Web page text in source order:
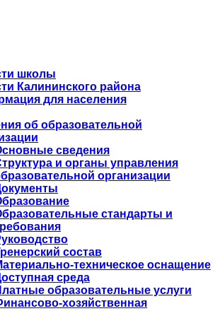
школы
Калининского района
для населения
об образовательной
сведения
и органы управления
организации
стандарты и
состав
техническое оснащение
среда
образовательные услуги
хозяйственная